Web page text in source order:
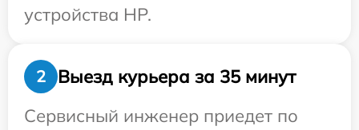
устройства HP.
2
Выезд курьера за 35 минут
Сервисный инженер приедет по